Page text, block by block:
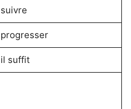
suivre
progresser
il suffit